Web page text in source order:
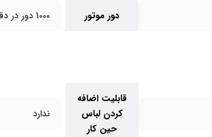
دور موتور 1000 دور در دقیقه
قابلیت اضافه
کردن لباس
حین کار
ندارد